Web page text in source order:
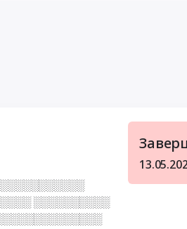
░░░░░░░░░░